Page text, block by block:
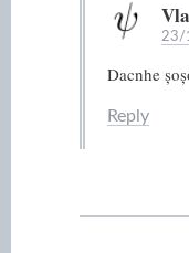
23/
Dacnhe
Reply